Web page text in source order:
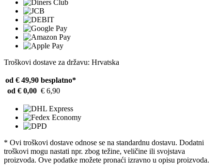
Troškovi dostave za državu: Hrvatska
od € 49,90 besplatno*
od € 0,00 € 6,90
* Ovi troškovi dostave odnose se na standardnu ​​dostavu. Dodatni
troškovi mogu nastati npr. zbog težine, veličine ili svojstava
proizvoda. Ove podatke možete pronaći izravno u opisu proizvoda.